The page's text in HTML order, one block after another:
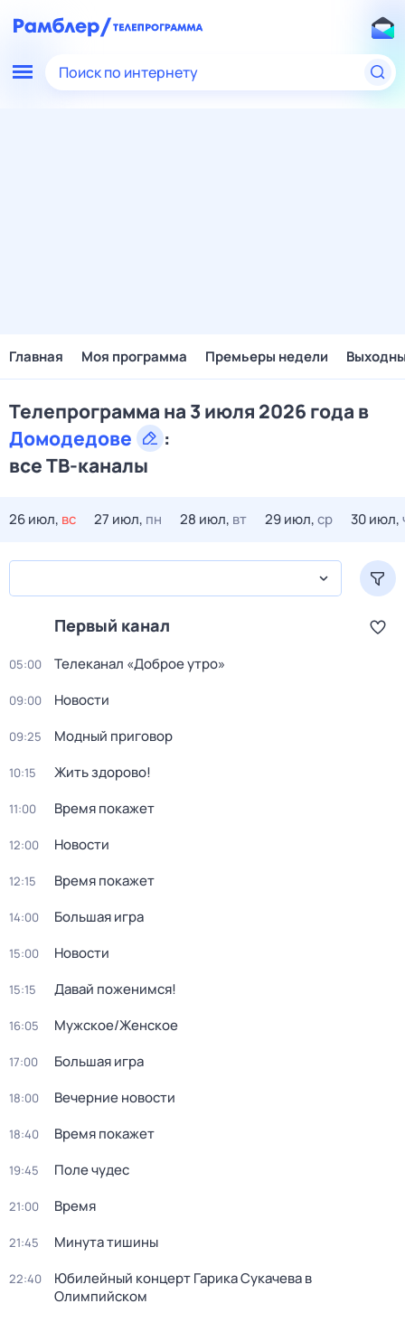
Поиск по интернету
Главная Моя программа Премьеры недели
Телепрограмма на 3 июля 2026 года в
Домодедове
:
все ТВ-каналы
26 июл, вс 27 июл, пн 28 июл, вт 29 июл,ср 30 июл,
Первый канал
05:00 Телеканал «Доброе утро»
09:00 Новости
09:25 Модный приговор
10:15 Жить здорово!
11:00 Время покажет
12:00 Новости
12:15 Время покажет
14:00 Большая игра
15:00 Новости
15:15 Давай поженимся!
16:05 Мужское/Женское
17:00 Большая игра
18:00 Вечерние новости
18:40 Время покажет
19:45 Поле чудес
21:00 Время
21:45 Минута тишины
22:40
Юбилейный концерт Гарика Сукачева в
Олимпийском